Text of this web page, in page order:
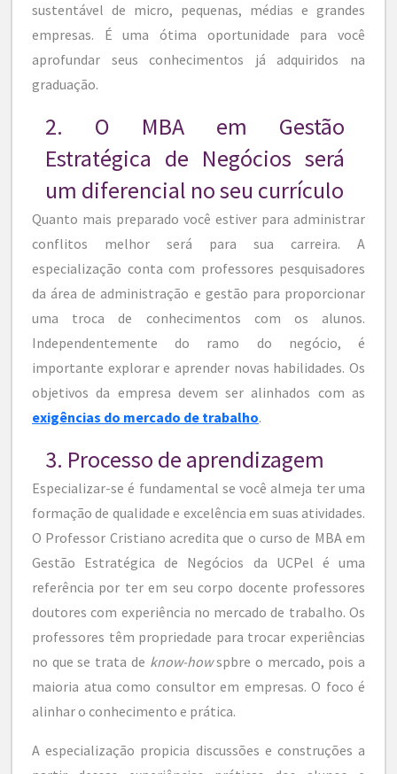
sustentável de micro, pequenas, médias e grandes
empresas. É uma ótima oportunidade para você
aprofundar seus conhecimentos já adquiridos na
graduação.
2. O MBA em Gestão
Estratégica de Negócios será
um diferencial no seu currículo
Quanto mais preparado você estiver para administrar
conflitos melhor será para sua carreira. A
especialização conta com professores pesquisadores
da área de administração e gestão para proporcionar
uma troca de conhecimentos com os alunos.
Independentemente do ramo do negócio, é
importante explorar e aprender novas habilidades. Os
objetivos da empresa devem ser alinhados com as
exigências do mercado de trabalho.
3. Processo de aprendizagem
Especializar-se é fundamental se você almeja ter uma
formação de qualidade e excelência em suas atividades.
O Professor Cristiano acredita que o curso de MBA em
Gestão Estratégica de Negócios da UCPel é uma
referência por ter em seu corpo docente professores
doutores com experiência no mercado de trabalho. Os
professores têm propriedade para trocar experiências
no que se trata de know-howspbre o mercado, pois a
maioria atua como consultor em empresas. O foco é
alinhar o conhecimento e prática.
A especialização propicia discussões e construções a